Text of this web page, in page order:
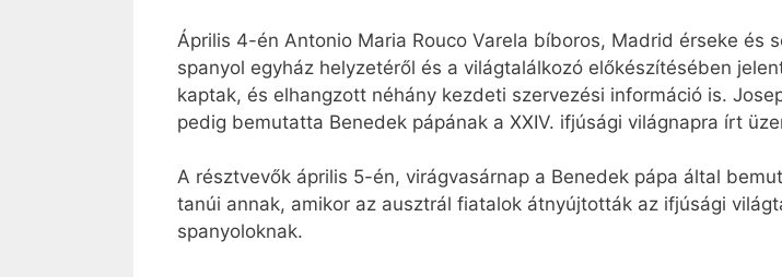
Április 4-én Antonio Maria Rouco Varela bíboros, Madrid érseke és
spanyol egyház helyzetéről és a világtalálkozó előkészítésében
kaptak, és elhangzott néhány kezdeti szervezési információ is.
pedig bemutatta Benedek pápának a XXIV. ifjúsági világnapra írt
A résztvevők április 5-én, virágvasárnap a Benedek pápa által
tanúi annak, amikor az ausztrál fiatalok átnyújtották az ifjúsági
spanyoloknak.